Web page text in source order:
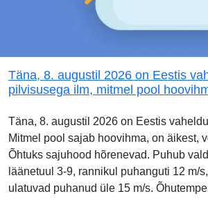
Täna, 8. augustil 2026 on Eestis
pilvisusega ilm, mitmel pool
Täna, 8. augustil 2026 on Eestis
Mitmel pool sajab hoovihma, on äikest,
Õhtuks sajuhood hõrenevad. Puhub
läänetuul 3-9, rannikul puhanguti 12 m/
ulatuvad puhanud üle 15 m/s.